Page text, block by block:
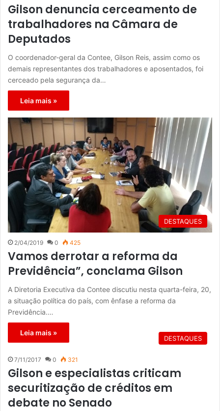
Gilson denuncia cerceamento de
trabalhadores na Câmara de
Deputados
O coordenador-geral da Contee, Gilson Reis, assim como os
demais representantes dos trabalhadores e aposentados, foi
cerceado pela segurança da…
Leia mais »
DESTAQUES
2/04/2019 0 425
Vamos derrotar a reforma da
Previdência”, conclama Gilson
A Diretoria Executiva da Contee discutiu nesta quarta-feira, 20,
a situação política do país, com ênfase a reforma da
Previdência.…
Leia mais »
DESTAQUES
7/11/2017 0 321
Gilson e especialistas criticam
securitização de créditos em
debate no Senado